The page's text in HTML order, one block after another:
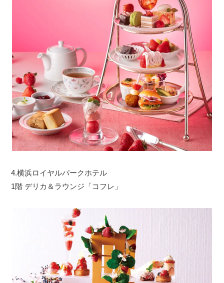
4.横浜ロイヤルパークホテル
1階 デリカ＆ラウンジ「コフレ」